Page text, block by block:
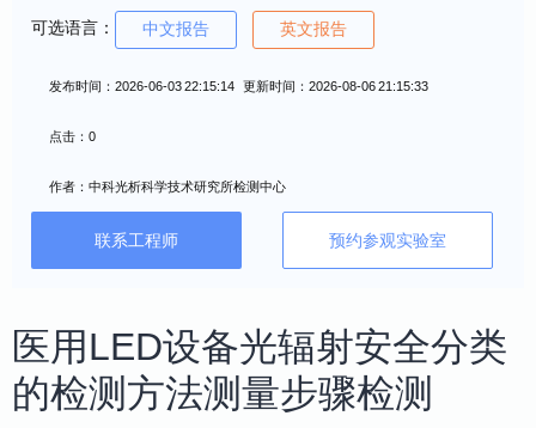
可选语言： 中文报告 英文报告
发布时间：2026-06-03 22:15:14 更新时间：2026-08-06 21:15:33
点击：0
作者：中科光析科学技术研究所检测中心
联系工程师 预约参观实验室
医用LED设备光辐射安全分类
的检测方法测量步骤检测